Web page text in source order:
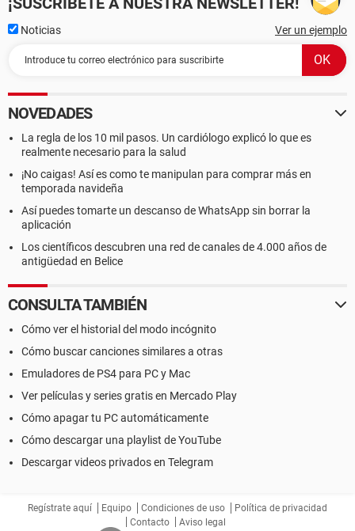
Noticias Ver un ejemplo
NOVEDADES
La regla de los 10 mil pasos. Un cardiólogo explicó lo que es
realmente necesario para la salud
¡No caigas! Así es como te manipulan para comprar más en
temporada navideña
Así puedes tomarte un descanso de WhatsApp sin borrar la
aplicación
Los científicos descubren una red de canales de 4.000 años de
antigüedad en Belice
CONSULTA TAMBIÉN
Cómo ver el historial del modo incógnito
Cómo buscar canciones similares a otras
Emuladores de PS4 para PC y Mac
Ver películas y series gratis en Mercado Play
Cómo apagar tu PC automáticamente
Cómo descargar una playlist de YouTube
Descargar videos privados en Telegram
Regístrate aquí Equipo Condiciones de uso
Política de privacidad
Contacto
Aviso legal